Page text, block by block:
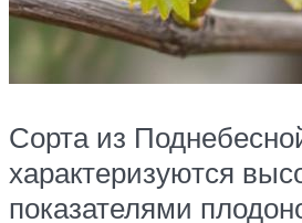
Сорта из
характеризуются
показателями